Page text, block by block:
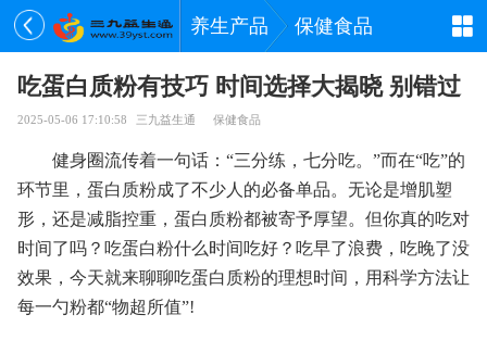
养生产品 保健食品
吃蛋白质粉有技巧 时间选择大揭晓 别错过
2025-05-06 17:10:58 三九益生通 保健食品
健身圈流传着一句话：“三分练，七分吃。”而在“吃”的
环节里，蛋白质粉成了不少人的必备单品。无论是增肌塑
形，还是减脂控重，蛋白质粉都被寄予厚望。但你真的吃对
时间了吗？吃蛋白粉什么时间吃好？吃早了浪费，吃晚了没
效果，今天就来聊聊吃蛋白质粉的理想时间，用科学方法让
每一勺粉都“物超所值”!